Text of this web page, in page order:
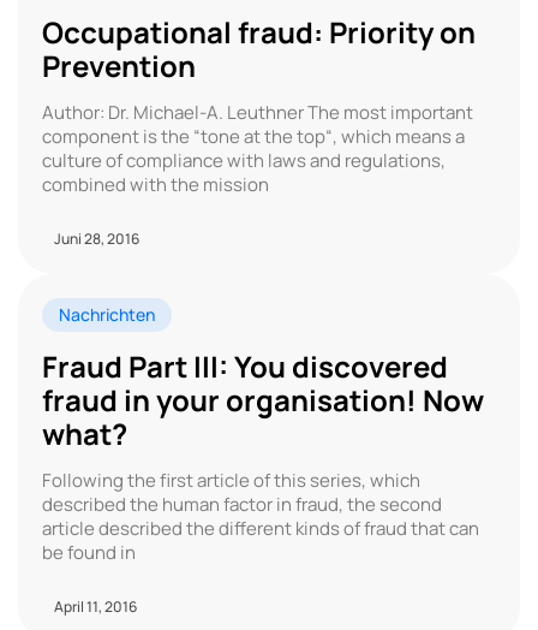
Occupational fraud: Priority on
Prevention
Author: Dr. Michael-A. Leuthner The most important
component is the “tone at the top“, which means a
culture of compliance with laws and regulations,
combined with the mission
Juni 28, 2016
Nachrichten
Fraud Part III: You discovered
fraud in your organisation! Now
what?
Following the first article of this series, which
described the human factor in fraud, the second
article described the different kinds of fraud that can
be found in
April 11, 2016